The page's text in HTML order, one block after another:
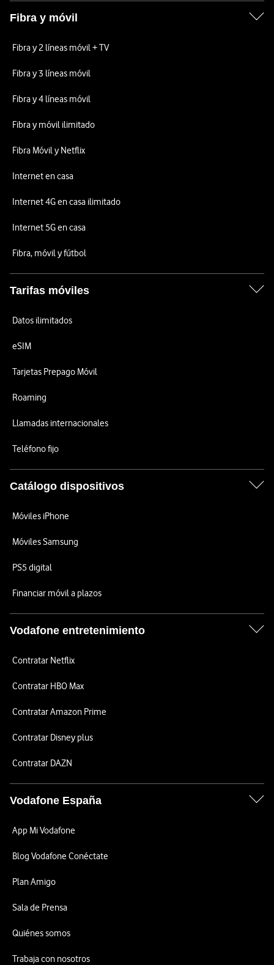
Fibra y móvil
Fibra y 2 líneas móvil + TV
Fibra y 3 líneas móvil
Fibra y 4 líneas móvil
Fibra y móvil ilimitado
Fibra Móvil y Netflix
Internet en casa
Internet 4G en casa ilimitado
Internet 5G en casa
Fibra, móvil y fútbol
Tarifas móviles
Datos ilimitados
eSIM
Tarjetas Prepago Móvil
Roaming
Llamadas internacionales
Teléfono fijo
Catálogo dispositivos
Móviles iPhone
Móviles Samsung
PS5 digital
Financiar móvil a plazos
Vodafone entretenimiento
Contratar Netflix
Contratar HBO Max
Contratar Amazon Prime
Contratar Disney plus
Contratar DAZN
Vodafone España
App Mi Vodafone
Blog Vodafone Conéctate
Plan Amigo
Sala de Prensa
Quiénes somos
Trabaja con nosotros